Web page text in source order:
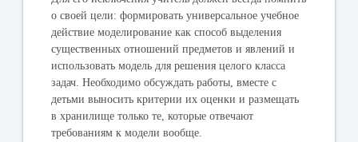
о своей цели: формировать универсальное учебное
действие моделирование как способ выделения
существенных отношений предметов и явлений и
использовать модель для решения целого класса
задач. Необходимо обсуждать работы, вместе с
детьми выносить критерии их оценки и размещать
в хранилище только те, которые отвечают
требованиям к модели вообще.